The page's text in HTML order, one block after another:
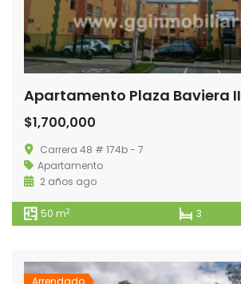
Apartamento Plaza Baviera II
$1,700,000
Carrera 48 # 174b - 7
Apartamento
2 años ago
50 m2 3
Arrendado